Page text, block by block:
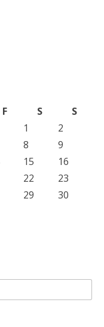
F S
S
1
2
8
9
15
16
22
23
29
30